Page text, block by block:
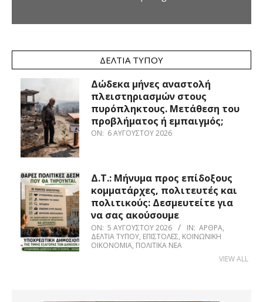
ΔΕΛΤΊΑ ΤΎΠΟΥ
Δώδεκα μήνες αναστολή
πλειστηριασμών στους
πυρόπληκτους. Μετάθεση του
προβλήματος ή εμπαιγμός;
ON: 6 ΑΥΓΟΎΣΤΟΥ 2026
Δ.Τ.: Μήνυμα προς επίδοξους
κομματάρχες, πολιτευτές και
πολιτικούς: Δεσμευτείτε για
να σας ακούσουμε
ON: 5 ΑΥΓΟΎΣΤΟΥ 2026 IN: ΆΡΘΡΑ,
ΔΕΛΤΊΑ ΤΎΠΟΥ, ΕΠΙΣΤΟΛΈΣ, ΚΟΙΝΩΝΙΚΉ
ΟΙΚΟΝΟΜΊΑ, ΠΟΛΙΤΙΚΆ ΝΈΑ
VIEW ALL